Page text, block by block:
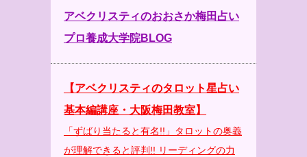
アベクリスティのおおさか梅田占い
プロ養成大学院BLOG
【アベクリスティのタロット星占い
基本編講座・大阪梅田教室】
「ずばり当たると有名!!」タロットの奥義
が理解できると評判!! リーディングの力